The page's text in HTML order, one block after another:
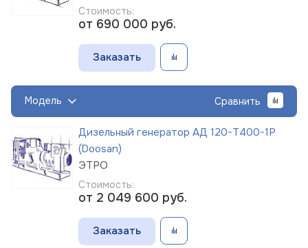
Стоимость:
от 690 000 руб.
Заказать
Модель Сравнить
Дизельный генератор АД 120-Т400-1Р
(Doosan)
ЭТРО
Стоимость:
от 2 049 600 руб.
Заказать